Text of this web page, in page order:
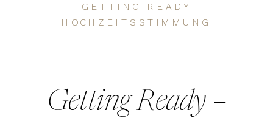
GETTING READY
HOCHZEITSSTIMMUNG
Getting Ready –